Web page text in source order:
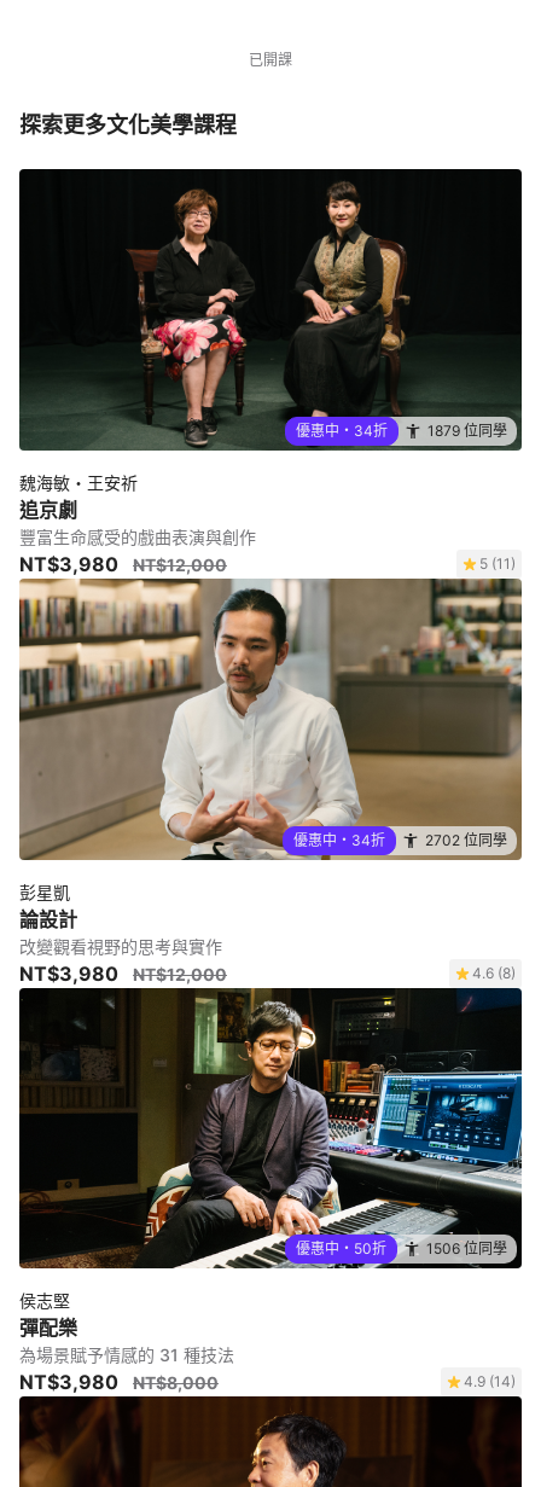
已開課
探索更多文化美學課程
優惠中・34折 1879 位同學
魏海敏・王安祈
追京劇
豐富生命感受的戲曲表演與創作
NT$3,980 NT$12,000 5 (11)
優惠中・34折 2702 位同學
彭星凱
論設計
改變觀看視野的思考與實作
NT$3,980 NT$12,000 4.6 (8)
優惠中・50折 1506 位同學
侯志堅
彈配樂
為場景賦予情感的 31 種技法
NT$3,980 NT$8,000 4.9 (14)